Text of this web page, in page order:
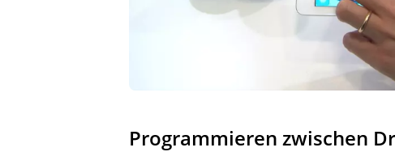
Programmieren zwischen